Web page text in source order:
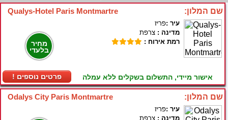
Qualys-Hotel Paris Montmartre שם המלון:
מחיר
בלעדי
! פרטים נוספים
עיר :פריז
מדינה : צרפת
רמת אירוח :
אישור מיידי, התשלום בשקלים ללא עמלה
Odalys City Paris Montmartre שם המלון:
עיר :פריז
מדינה : צרפת